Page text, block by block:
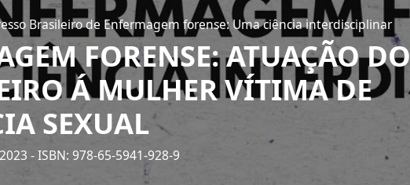
Brasileiro de Enfermagem forense: Uma ciência interdisciplinar
FORENSE: ATUAÇÃO DO
Á MULHER VÍTIMA DE
SEXUAL
- ISBN: 978-65-5941-928-9